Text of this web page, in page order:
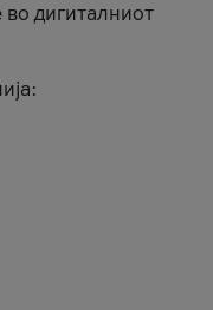
дигиталниот